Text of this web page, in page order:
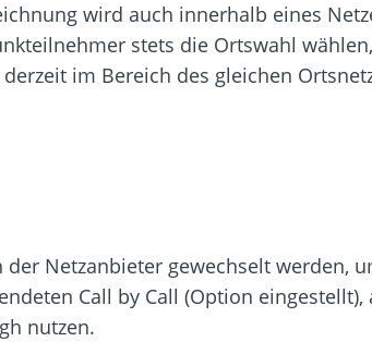
wird auch innerhalb eines
stets die Ortswahl
im Bereich des gleichen
Netzanbieter gewechselt werden,
Call by Call (Option eingestellt),
nutzen.